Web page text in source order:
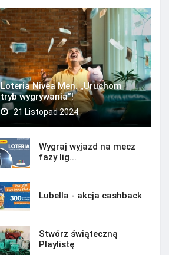
Loteria Nivea Men. „Uruchom
tryb wygrywania”!
21 Listopad 2024
Wygraj wyjazd na mecz
fazy lig...
Lubella - akcja cashback
Stwórz świąteczną
Playlistę